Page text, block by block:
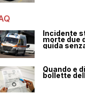
Incidente
morte due
guida
Quando e
bollette